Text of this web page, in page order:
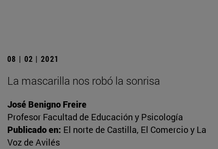
08 | 02 | 2021
La mascarilla nos robó la sonrisa
José Benigno Freire
Profesor Facultad de Educación y Psicología
Publicado en: El norte de Castilla, El Comercio y La
Voz de Avilés